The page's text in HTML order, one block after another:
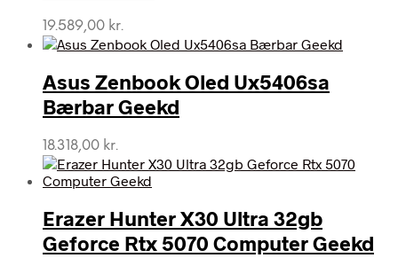
19.589,00 kr.
Asus Zenbook Oled Ux5406sa
Bærbar Geekd
18.318,00 kr.
Erazer Hunter X30 Ultra 32gb
Geforce Rtx 5070 Computer Geekd